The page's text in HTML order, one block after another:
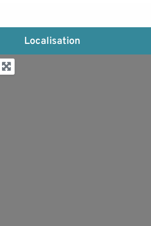
Localisation